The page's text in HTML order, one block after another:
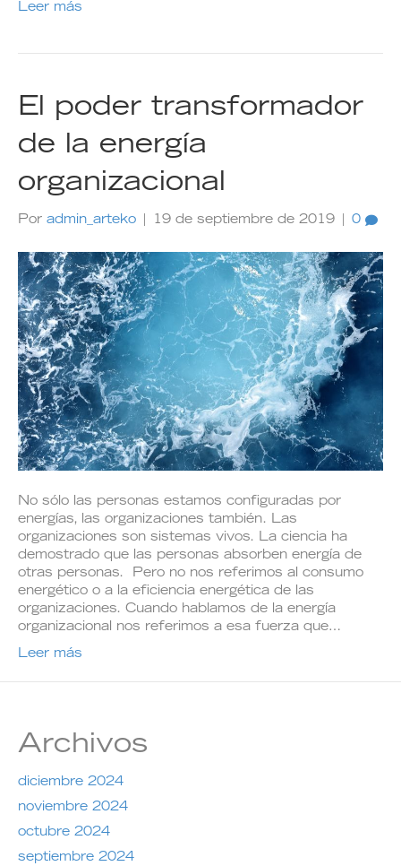
Leer más
El poder transformador
de la energía
organizacional
Por admin_arteko 19 de septiembre de 2019 0
No sólo las personas estamos configuradas por
energías, las organizaciones también. Las
organizaciones son sistemas vivos. La ciencia ha
demostrado que las personas absorben energía de
otras personas. Pero no nos referimos al consumo
energético o a la eficiencia energética de las
organizaciones. Cuando hablamos de la energía
organizacional nos referimos a esa fuerza que…
Leer más
Archivos
diciembre 2024
noviembre 2024
octubre 2024
septiembre 2024